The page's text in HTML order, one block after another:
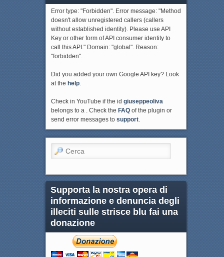
Error type: "Forbidden". Error message: "Method
doesn't allow unregistered callers (callers
without established identity). Please use API
Key or other form of API consumer identity to
call this API." Domain: "global". Reason:
"forbidden".
Did you added your own Google API key? Look
at the help.
Check in YouTube if the id giuseppeoliva
belongs to a . Check the FAQof the plugin or
send error messages to support.
Cerca
Supporta la nostra opera di
informazione e denuncia degli
illeciti sulle strisce blu fai una
donazione